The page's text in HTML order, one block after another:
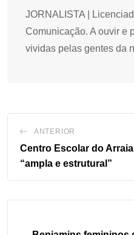
JORNALISTA |
Comunicação. A ouvir e
vividas pelas gentes da
ANTERIOR
Centro Escolar do
“ampla e estrutural”